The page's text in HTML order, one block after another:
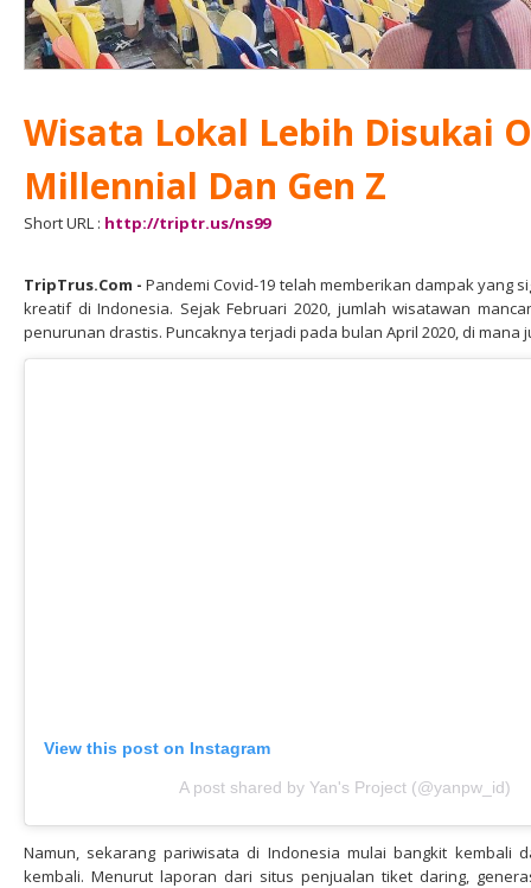
Wisata Lokal Lebih Disukai
Millennial Dan Gen Z
Short URL : http://triptr.us/ns99
TripTrus.Com -Pandemi Covid-19 telah memberikan dampak yang
kreatif di Indonesia. Sejak Februari 2020, jumlah wisatawan
penurunan drastis. Puncaknya terjadi pada bulan April 2020, di mana
View this post on Instagram
A post shared by Yan's Project (@yanpw_id)
Namun, sekarang pariwisata di Indonesia mulai bangkit kembali
kembali. Menurut laporan dari situs penjualan tiket daring,